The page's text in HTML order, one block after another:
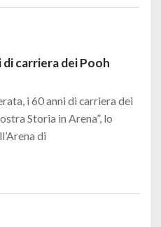
di carriera dei Pooh
i 60 anni di carriera dei
Storia in Arena”, lo
di